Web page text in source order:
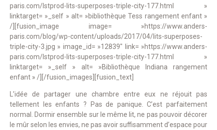
paris.com/lstprod-lits-superposes-triple-city-177.html »
linktarget= »_self » alt= »bibliothèque Tess rangement enfant »
/][fusion_image image= »https://www.anders-
paris.com/blog/wp-content/uploads/2017/04/lits-superposes-
triple-city-3.jpg » image_id= »12839″ link= »https://www.anders-
paris.com/lstprod-lits-superposes-triple-city-177.html »
linktarget= »_self » alt= »Bibliothèque Indiana rangement
enfant » /][/fusion_images][fusion_text]
L’idée de partager une chambre entre eux ne réjouit pas
tellement les enfants ? Pas de panique. C’est parfaitement
normal. Dormir ensemble sur le même lit, ne pas pouvoir décorer
le mûr selon les envies, ne pas avoir suffisamment d’espace pour